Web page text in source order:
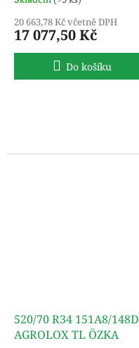
20 663,78 Kč včetně DPH
17 077,50 Kč
Do košíku
520/70 R34 151A8/148D
AGROLOX TL ÖZKA